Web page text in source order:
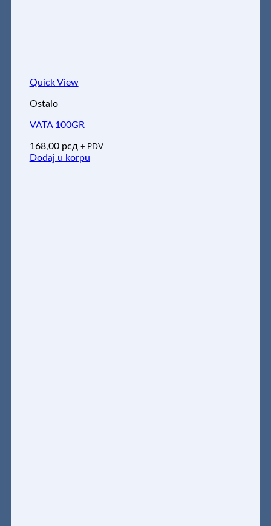
Quick View
Ostalo
VATA 100GR
168,00 рсд + PDV
Dodaj u korpu